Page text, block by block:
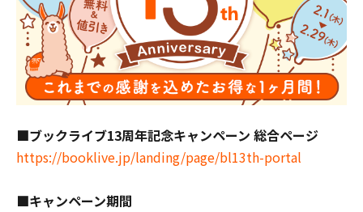
■ブックライブ13周年記念キャンペーン 総合ページ
https://booklive.jp/landing/page/bl13th-portal
■キャンペーン期間